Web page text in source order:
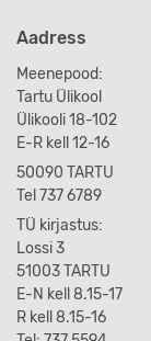
Aadress
Meenepood:
Tartu Ülikool
Ülikooli 18-102
E-R kell 12-16
50090 TARTU
Tel 737 6789
TÜ kirjastus:
Lossi 3
51003 TARTU
E-N kell 8.15-17
R kell 8.15-16